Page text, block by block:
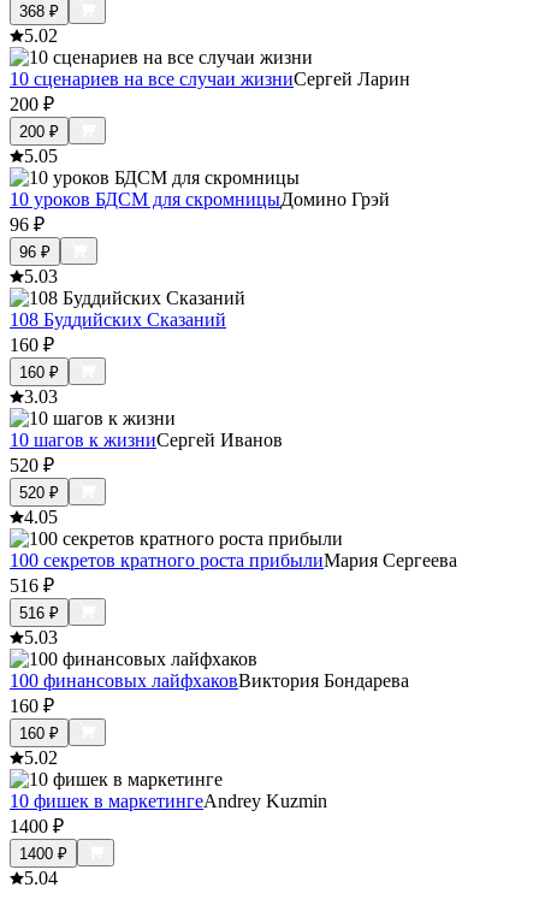
368 ₽
5.02
10 сценариев на все случаи жизниСергей Ларин
200 ₽
200 ₽
5.05
10 уроков БДСМ для скромницыДомино Грэй
96 ₽
96 ₽
5.03
108 Буддийских Сказаний
160 ₽
160 ₽
3.03
10 шагов к жизниСергей Иванов
520 ₽
520 ₽
4.05
100 секретов кратного роста прибылиМария Сергеева
516 ₽
516 ₽
5.03
100 финансовых лайфхаковВиктория Бондарева
160 ₽
160 ₽
5.02
10 фишек в маркетингеAndrey Kuzmin
1400 ₽
1400 ₽
5.04